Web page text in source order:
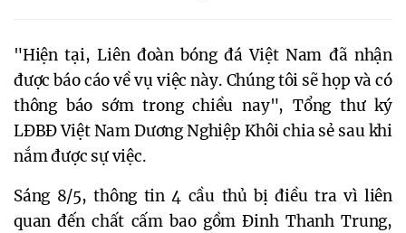
"Hiện tại, Liên đoàn bóng đá Việt Nam đã nhận
được báo cáo về vụ việc này. Chúng tôi sẽ họp và có
thông báo sớm trong chiều nay", Tổng thư ký
LĐBĐ Việt Nam Dương Nghiệp Khôi chia sẻ sau khi
nắm được sự việc.
Sáng 8/5, thông tin 4 cầu thủ bị điều tra vì liên
quan đến chất cấm bao gồm Đinh Thanh Trung,